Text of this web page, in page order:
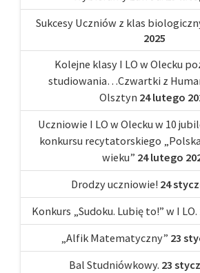
Sukcesy Uczniów z klas
2025
Kolejne klasy I LO w Olecku
studiowania…Czwartki z
Olsztyn 24 lutego
Uczniowie I LO w Olecku w 10
konkursu recytatorskiego „Polska
wieku” 24 lutego
Drodzy uczniowie! 24
Konkurs „Sudoku. Lubię to!” w I LO.
„Alfik Matematyczny” 23
Bal Studniówkowy. 23